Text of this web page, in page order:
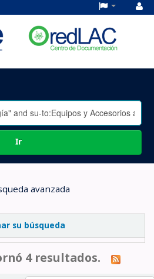
Ir
avanzada
su búsqueda
4 resultados.